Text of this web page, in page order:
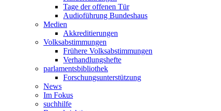
Tage der offenen Tür
Audioführung Bundeshaus
Medien
Akkreditierungen
Volksabstimmungen
Frühere Volksabstimmungen
Verhandlungshefte
parlamentsbibliothek
Forschungsunterstützung
News
Im Fokus
suchhilfe